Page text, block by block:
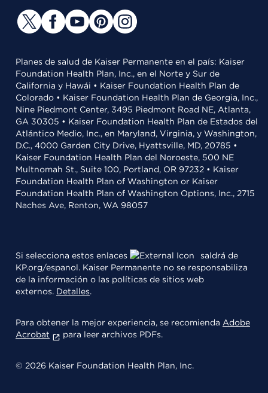
Planes de salud de Kaiser Permanente en el país: Kaiser
Foundation Health Plan, Inc., en el Norte y Sur de
California y Hawái • Kaiser Foundation Health Plan de
Colorado • Kaiser Foundation Health Plan de Georgia, Inc.,
Nine Piedmont Center, 3495 Piedmont Road NE, Atlanta,
GA 30305 • Kaiser Foundation Health Plan de Estados del
Atlántico Medio, Inc., en Maryland, Virginia, y Washington,
D.C., 4000 Garden City Drive, Hyattsville, MD, 20785 •
Kaiser Foundation Health Plan del Noroeste, 500 NE
Multnomah St., Suite 100, Portland, OR 97232 • Kaiser
Foundation Health Plan of Washington or Kaiser
Foundation Health Plan of Washington Options, Inc., 2715
Naches Ave, Renton, WA 98057
Si selecciona estos enlaces
saldrá de
KP.org/espanol. Kaiser Permanente no se responsabiliza
de la información o las políticas de sitios web
externos. Detalles.
Para obtener la mejor experiencia, se recomienda Adobe
Acrobat
para leer archivos PDFs.
© 2026 Kaiser Foundation Health Plan, Inc.